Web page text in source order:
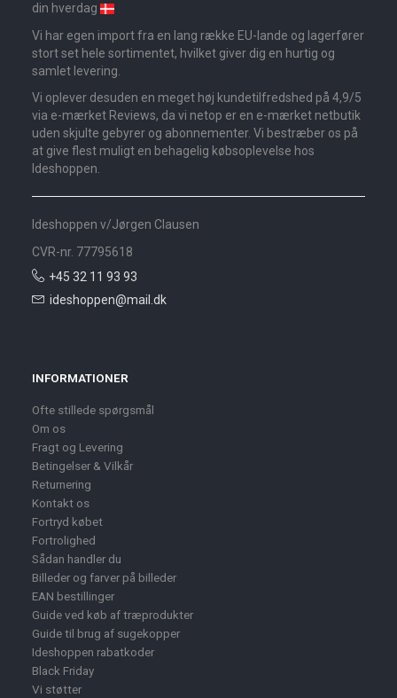
din hverdag
Vi har egen import fra en lang række EU-lande og lagerfører
stort set hele sortimentet, hvilket giver dig en hurtig og
samlet levering.
Vi oplever desuden en meget høj kundetilfredshed på 4,9/5
via e-mærket Reviews, da vi netop er en e-mærket netbutik
uden skjulte gebyrer og abonnementer. Vi bestræber os på
at give flest muligt en behagelig købsoplevelse hos
Ideshoppen.
Ideshoppen v/Jørgen Clausen
CVR-nr. 77795618
+45 32 11 93 93
ideshoppen@mail.dk
INFORMATIONER
Ofte stillede spørgsmål
Om os
Fragt og Levering
Betingelser & Vilkår
Returnering
Kontakt os
Fortryd købet
Fortrolighed
Sådan handler du
Billeder og farver på billeder
EAN bestillinger
Guide ved køb af træprodukter
Guide til brug af sugekopper
Ideshoppen rabatkoder
Black Friday
Vi støtter